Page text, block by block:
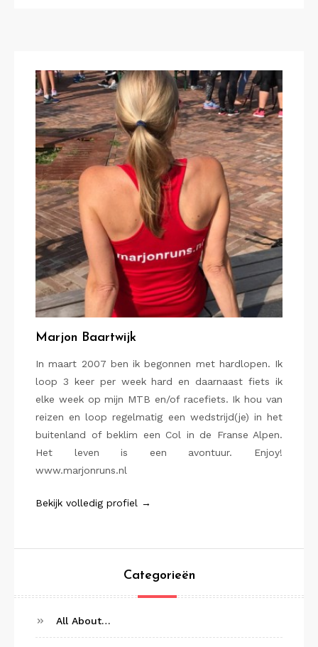
Marjon Baartwijk
In maart 2007 ben ik begonnen met hardlopen. Ik
loop 3 keer per week hard en daarnaast fiets ik
elke week op mijn MTB en/of racefiets. Ik hou van
reizen en loop regelmatig een wedstrijd(je) in het
buitenland of beklim een Col in de Franse Alpen.
Het leven is een avontuur. Enjoy!
www.marjonruns.nl
Bekijk volledig profiel →
Categorieën
All About…